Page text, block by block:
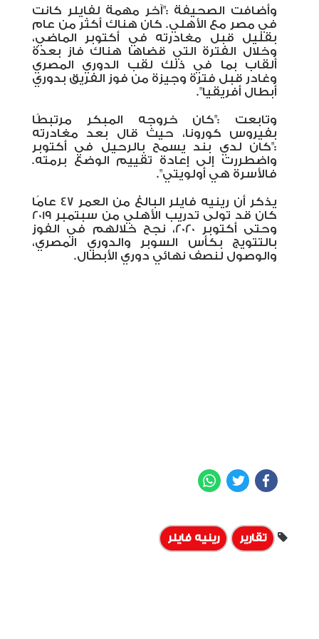
وأضافت الصحيفة :"آخر مهمة لفايلر كانت
في مصر مع الأهلي. كان هناك أكثر من عام
بقليل قبل مغادرته في أكتوبر الماضي،
وخلال الفترة التي قضاها هناك فاز بعدة
ألقاب بما في ذلك لقب الدوري المصري
وغادر قبل فترة وجيزة من فوز الفريق بدوري
أبطال أفريقيا".
وتابعت :"كان خروجه المبكر مرتبطًا
بفيروس كورونا، حيث قال بعد مغادرته
:"كان لدي بند يسمح بالرحيل في أكتوبر
واضطررت إلى إعادة تقييم الوضع برمته.
فالأسرة هي أولويتي".
يذكر أن رينيه فايلر البالغ من العمر 47 عامًا
كان قد تولى تدريب الأهلي من سبتمبر 2019
وحتى أكتوبر 2020، نجح خلالهم في الفوز
بالتتويج بكأس السوبر والدوري المصري،
والوصول لنصف نهائي دوري الأبطال.
Facebook
Twitter
تقارير رينيه فايلر